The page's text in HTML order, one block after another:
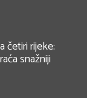
četiri rijeke:
snažniji